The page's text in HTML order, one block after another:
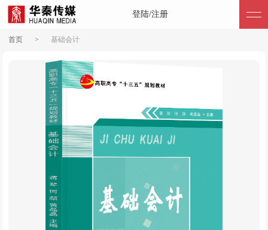
登陆/注册
首页 > 基础会计